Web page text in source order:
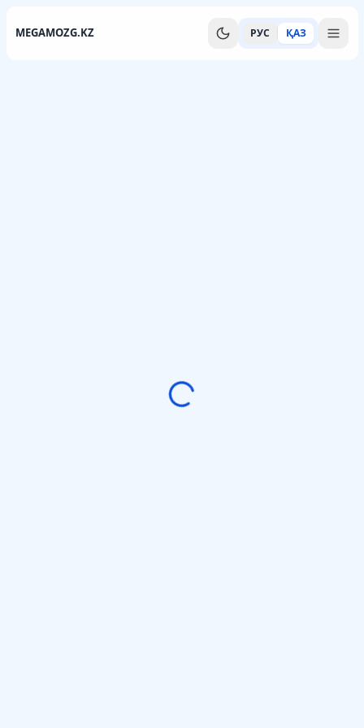
MEGAMOZG.KZ РУС ҚАЗ